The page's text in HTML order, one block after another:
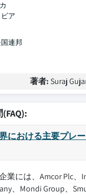
ア
連邦
著者: Suraj
における主要プレ
業には、Amcor Plc、
、Mondi Group、